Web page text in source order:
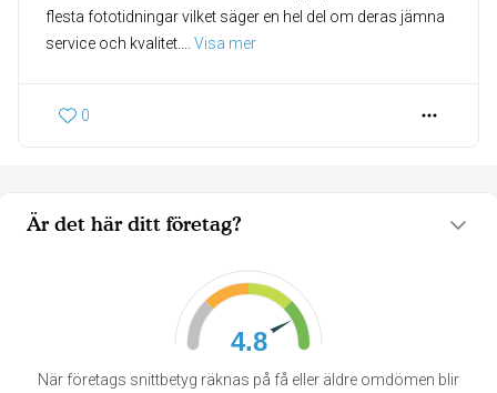
Är det här ditt företag?
4.8
När företags snittbetyg räknas på få eller äldre omdömen blir
flesta fototidningar vilket säger en hel del om deras jämna
service och kvalitet.
Visa mer
0